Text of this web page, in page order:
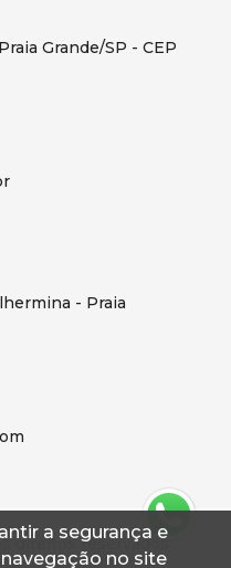
a segurança e
no site
Grande/SP - CEP
- Praia
direitos reservados.